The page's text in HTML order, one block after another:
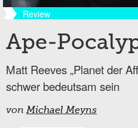
Review
Ape-
Matt Reeves „Planet der
schwer bedeutsam sein
vonMichael Meyns